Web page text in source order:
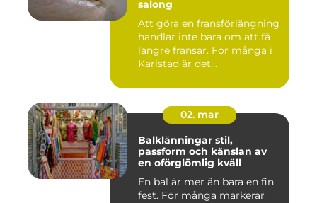
salong
Att göra en fransförlängning
handlar inte bara om att få
längre fransar. För många i
Karlstad är det...
02. mar
Balklänningar stil,
passform och känslan av
en oförglömlig kväll
En bal är mer än bara en fin
fest. För många markerar